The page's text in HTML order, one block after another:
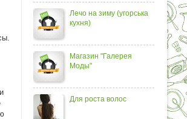
Лечо на зиму (угорська
кухня)
Магазин "Галерея
Моды"
Для роста волос